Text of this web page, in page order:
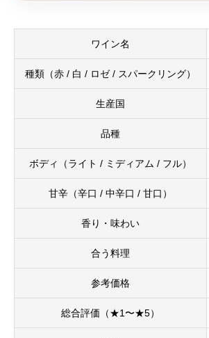
ワイン名
種類（赤 / 白 / ロゼ / スパークリング）
生産国
品種
ボディ（ライト / ミディアム / フル）
甘辛（辛口 / 中辛口 / 甘口）
香り・味わい
合う料理
参考価格
総合評価（★1〜★5）